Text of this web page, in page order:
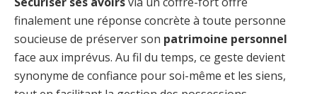
finalement une réponse concrète à toute personne
soucieuse de préserver son patrimoine personnel
face aux imprévus. Au fil du temps, ce geste devient
synonyme de confiance pour soi-même et les siens,